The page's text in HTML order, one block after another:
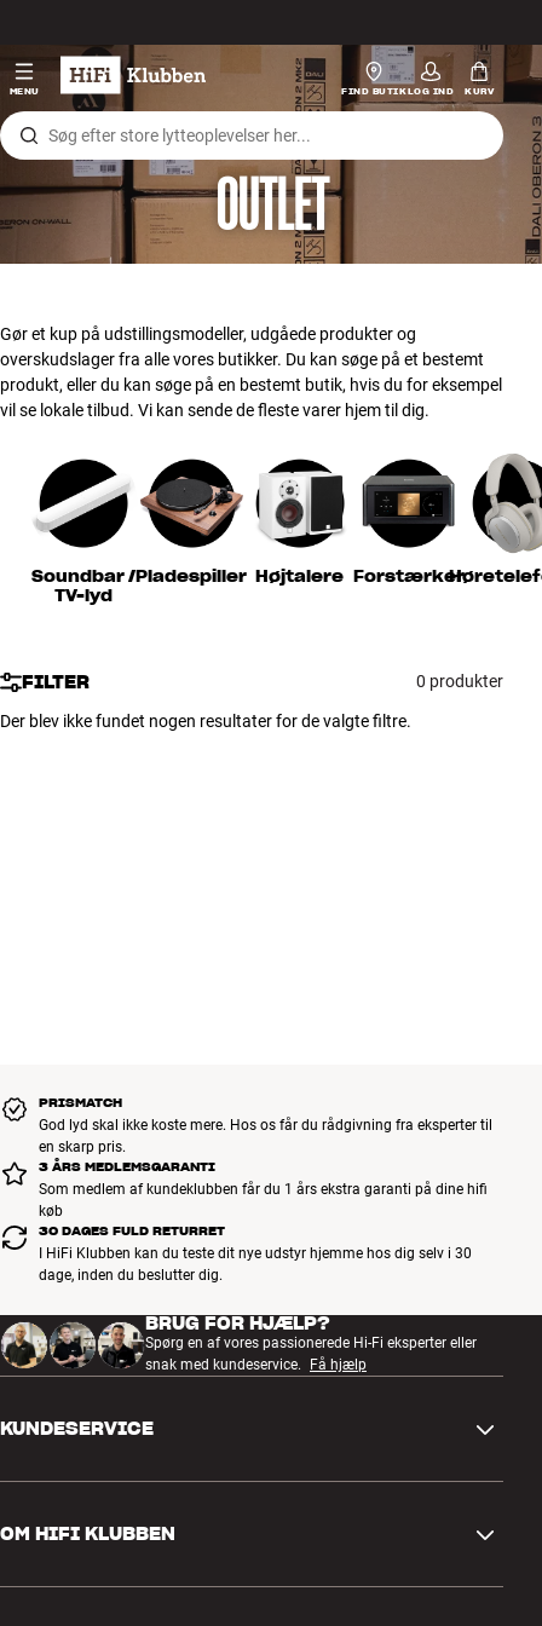
MENU FIND BUTIKLOG IND KURV
Hi-Fi
Højtaler
Pladespiller
Høretelefoner
Surround
TV
Kabler
MÆRKER
OUTLET
Gør et kup på udstillingsmodeller, udgåede produkter og
overskudslager fra alle vores butikker. Du kan søge på et bestemt
produkt, eller du kan søge på en bestemt butik, hvis du for eksempel
vil se lokale tilbud. Vi kan sende de fleste varer hjem til dig.
Soundbar /
TV-lyd
Pladespiller Højtalere Forstærker
FILTER 0 produkter
Der blev ikke fundet nogen resultater for de valgte filtre.
PRISMATCH
God lyd skal ikke koste mere. Hos os får du rådgivning fra eksperter til
en skarp pris.
3 ÅRS MEDLEMSGARANTI
Som medlem af kundeklubben får du 1 års ekstra garanti på dine hifi
køb
30 DAGES FULD RETURRET
I HiFi Klubben kan du teste dit nye udstyr hjemme hos dig selv i 30
dage, inden du beslutter dig.
BRUG FOR HJÆLP?
Spørg en af vores passionerede Hi-Fi eksperter eller
snak med kundeservice.
Få hjælp
KUNDESERVICE
Retur og reklamation
OM HIFI KLUBBEN